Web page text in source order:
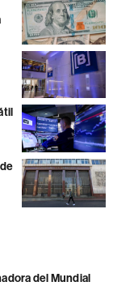
del Mundial